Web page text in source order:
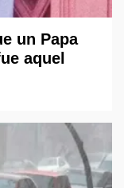
un Papa
aquel